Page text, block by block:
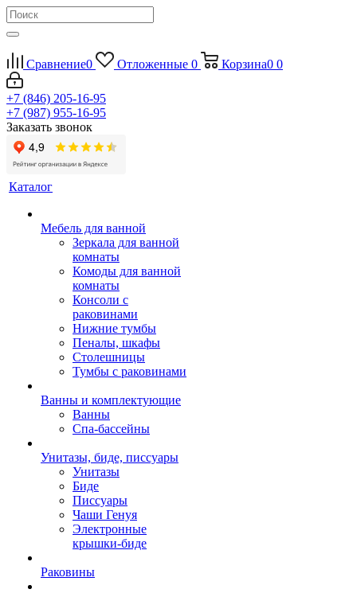
Сравнение0 Отложенные 0 Корзина0 0
+7 (846) 205-16-95
+7 (987) 955-16-95
Заказать звонок
Каталог
Мебель для ванной
Зеркала для ванной
комнаты
Комоды для ванной
комнаты
Консоли с
раковинами
Нижние тумбы
Пеналы, шкафы
Столешницы
Тумбы с раковинами
Ванны и комплектующие
Ванны
Спа-бассейны
Унитазы, биде, писсуары
Унитазы
Биде
Писсуары
Чаши Генуя
Электронные
крышки-биде
Раковины